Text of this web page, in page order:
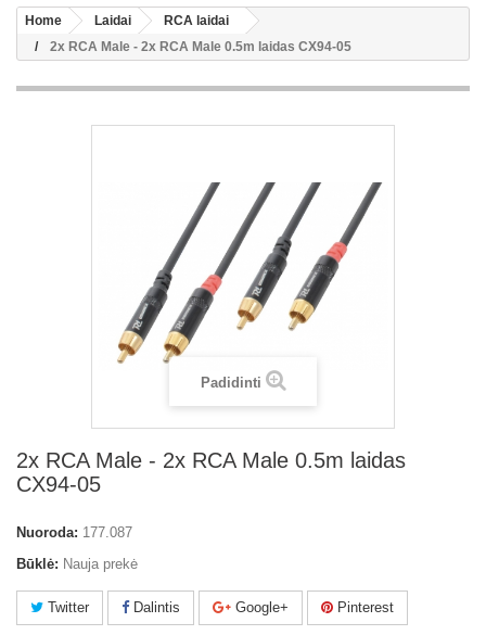
Home Laidai
RCA laidai
2x RCA Male - 2x RCA Male 0.5m laidas CX94-05
Padidinti
2x RCA Male - 2x RCA Male 0.5m laidas
CX94-05
Nuoroda: 177.087
Būklė: Nauja prekė
Twitter Dalintis Google+ Pinterest